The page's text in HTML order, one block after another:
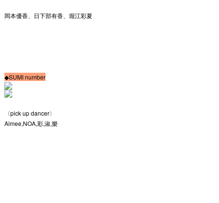
岡本優香、日下部有香、堀江彩夏
◆SUMI number
〈pick up dancer〉
Aimee,NOA,彩,淑,樂